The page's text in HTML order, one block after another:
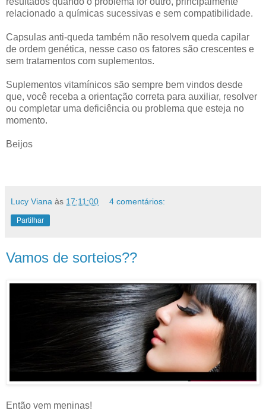
relacionado a químicas sucessivas e sem compatibilidade.
Capsulas anti-queda também não resolvem queda capilar
de ordem genética, nesse caso os fatores são crescentes e
sem tratamentos com suplementos.
Suplementos vitamínicos são sempre bem vindos desde
que, você receba a orientação correta para auxiliar, resolver
ou completar uma deficiência ou problema que esteja no
momento.
Beijos
Lucy Viana às 17:11:00 4 comentários:
Partilhar
Vamos de sorteios??
Então vem meninas!